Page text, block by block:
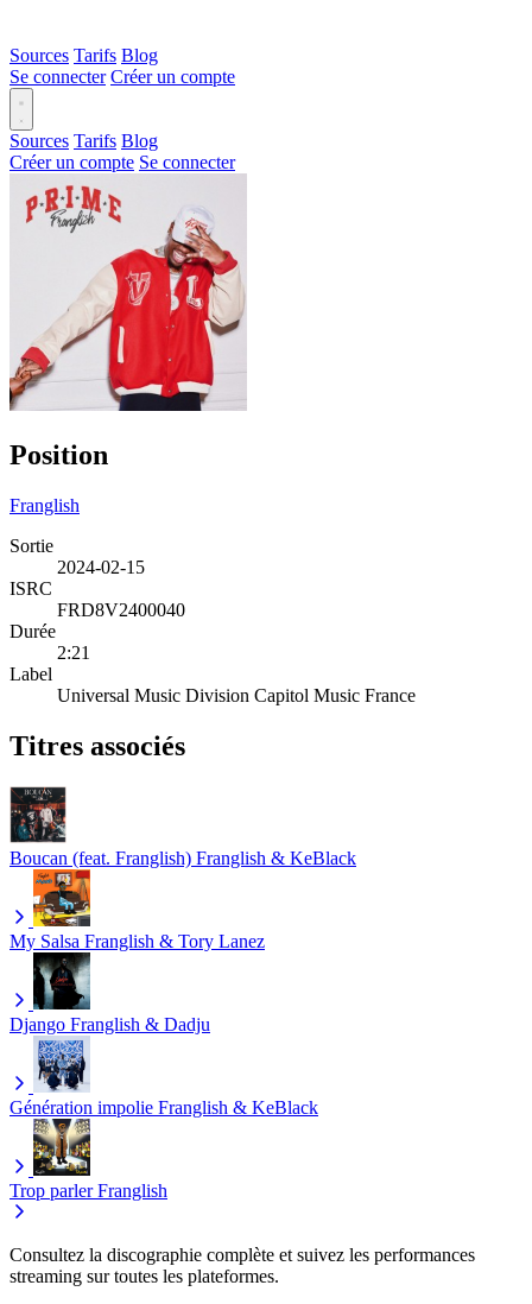
Sources Tarifs Blog
Se connecter Créer un compte
Sources Tarifs Blog
Créer un compte Se connecter
Position
Franglish
Sortie
2024-02-15
ISRC
FRD8V2400040
Durée
2:21
Label
Universal Music Division Capitol Music France
Titres associés
Boucan (feat. Franglish) Franglish & KeBlack
My Salsa Franglish & Tory Lanez
Django Franglish & Dadju
Génération impolie Franglish & KeBlack
Trop parler Franglish
Consultez la discographie complète et suivez les performances
streaming sur toutes les plateformes.